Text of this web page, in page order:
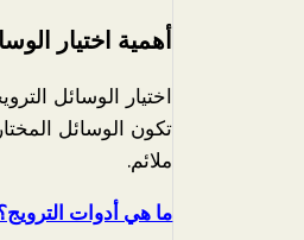
أهمية اختيار
اختيار الوسائل
تكون الوسائل
ملائم.
ما هي أدوات